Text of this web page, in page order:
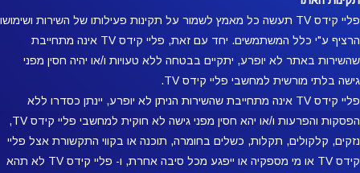
פליי קידס TV תעשה כל מאמץ לשמור על תקינות פעילותו של השירות ושימושו
הרציף ע"י כלל המשתמשים. יחד עם זאת, פליי קידס TV אינה מתחייבת
שהשירות באתר לא יופרע, יתקיים בבטחה ללא טעויות ו/או יהיה חסין מפני
גישה בלתי מורשית למחשבי פליי קידס TV.
פליי קידס TV אינה מתחייבת שהשירות הניתן לא יופרע, יינתן כסדרו ללא
הפסקות והפרעות ו/או יהא חסין מפני גישה לא חוקית למחשבי פליי קידס TV,
נזקים, קלקולים, תקלות, כשלים בחומרה, תוכנה או בקווי התקשורת אצל פליי
קידס TV או מי מספקיה או ייפגע מכל סיבה אחרת, ו- פליי קידס TV לא תהא